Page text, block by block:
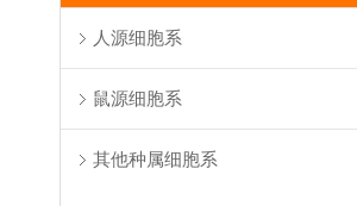
人源细胞系
鼠源细胞系
其他种属细胞系